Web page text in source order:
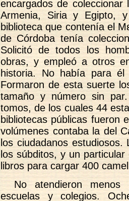
encargados de
Armenia, Siria y Egipto,
biblioteca que contenía el
de Córdoba tenía
Solicitó de todos los
obras, y empleó a otros
historia. No había para
Formaron de esta suerte
tamaño y número sin
tomos, de los cuales 44
bibliotecas públicas fueron
volúmenes contaba la del
los ciudadanos
los súbditos, y un
libros para cargar 400
No atendieron
escuelas y colegios.